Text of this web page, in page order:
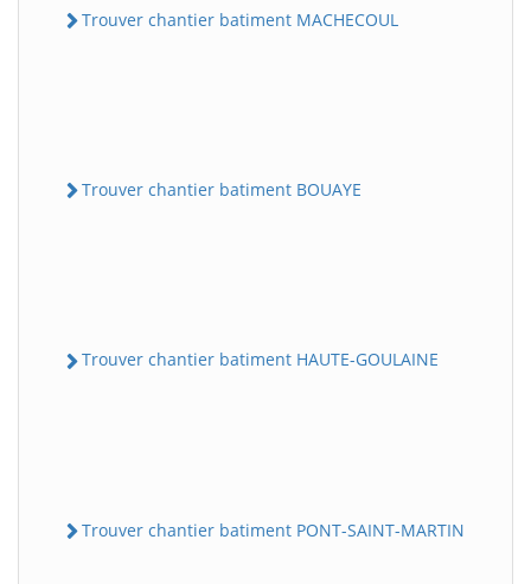
Trouver chantier batiment MACHECOUL
Trouver chantier batiment BOUAYE
Trouver chantier batiment HAUTE-GOULAINE
Trouver chantier batiment PONT-SAINT-MARTIN